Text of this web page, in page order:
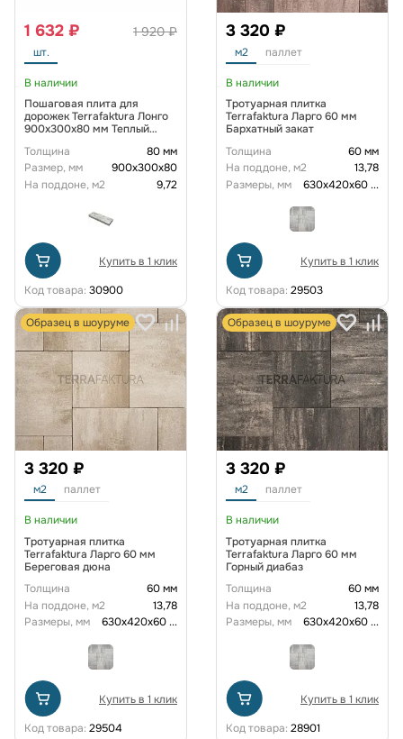
1 920 ₽
1 632 ₽
шт.
В наличии
Пошаговая плита для
дорожек Terrafaktura Лонго
900х300х80 мм Теплый
Толщина
80 мм
Размер, мм
900x300x80
На поддоне, м2
9,72
Купить в 1 клик
Код товара: 30900
3 320 ₽
м2 паллет
В наличии
Тротуарная плитка
Terrafaktura Ларго 60 мм
Бархатный закат
Толщина
60 мм
На поддоне, м2
13,78
Размеры, мм
630х420х60...
Купить в 1 клик
Код товара: 29503
Образец в шоуруме
3 320 ₽
м2 паллет
В наличии
Тротуарная плитка
Terrafaktura Ларго 60 мм
Береговая дюна
Толщина
60 мм
На поддоне, м2
13,78
Размеры, мм
630х420х60...
Купить в 1 клик
Код товара: 29504
Образец в шоуруме
3 320 ₽
м2 паллет
В наличии
Тротуарная плитка
Terrafaktura Ларго 60 мм
Горный диабаз
Толщина
60 мм
На поддоне, м2
13,78
Размеры, мм
630х420х60...
Купить в 1 клик
Код товара: 28901